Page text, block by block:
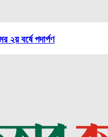
২য় বর্ষে পদার্পণ